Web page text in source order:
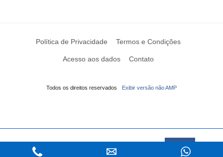
Política de Privacidade Termos e Condições
Acesso aos dados Contato
Todos os direitos reservados Exibir versão não AMP
Este Website usa cookies Aceitar